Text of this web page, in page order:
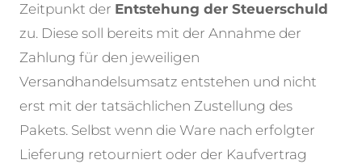
Zeitpunkt der Entstehung der Steuerschuld
zu. Diese soll bereits mit der Annahme der
Zahlung für den jeweiligen
Versandhandelsumsatz entstehen und nicht
erst mit der tatsächlichen Zustellung des
Pakets. Selbst wenn die Ware nach erfolgter
Lieferung retourniert oder der Kaufvertrag